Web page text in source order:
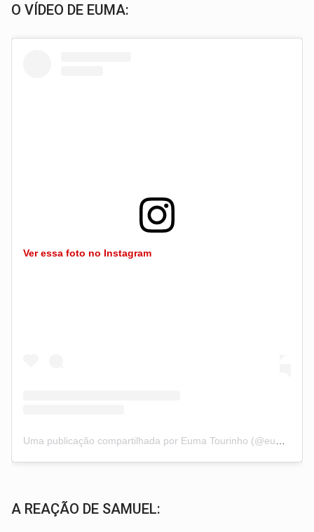
O VÍDEO DE EUMA:
Ver essa foto no Instagram
A REAÇÃO DE SAMUEL: